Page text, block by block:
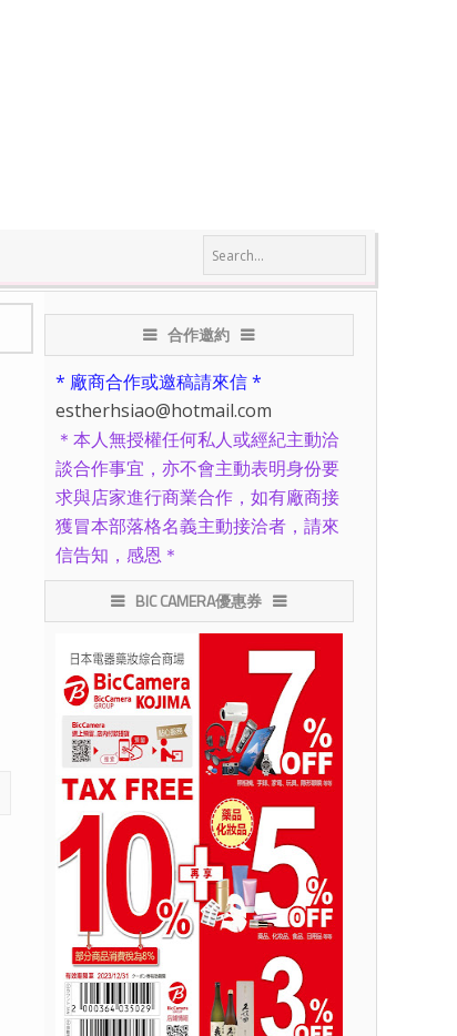
合作邀約
* 廠商合作或邀稿請來信 *
estherhsiao@hotmail.com
＊本人無授權任何私人或經紀主動洽
談合作事宜，亦不會主動表明身份要
求與店家進行商業合作，如有廠商接
獲冒本部落格名義主動接洽者，請來
信告知，感恩＊
BIC CAMERA優惠券